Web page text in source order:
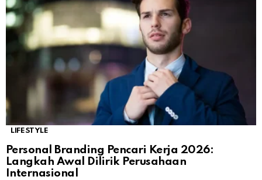
LIFESTYLE
Personal Branding Pencari Kerja 2026:
Langkah Awal Dilirik Perusahaan
Internasional